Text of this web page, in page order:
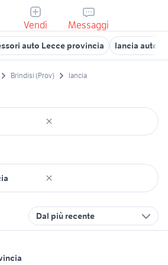
Vendi Messaggi
auto Lecce provincia lancia auto
Brindisi (Prov) lancia
Dal più recente